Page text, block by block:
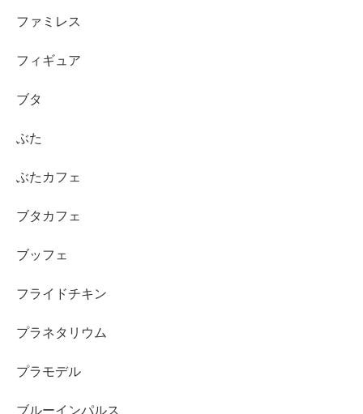
ファミレス
フィギュア
ブタ
ぶた
ぶたカフェ
ブタカフェ
ブッフェ
フライドチキン
プラネタリウム
プラモデル
ブルーインパルス